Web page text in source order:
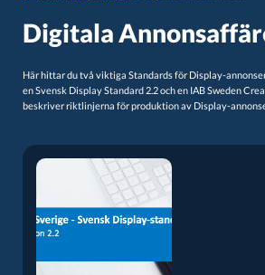
Digitala
Här hittar du två viktiga Standards för Display-
en Svensk Display Standard 2.2 och en IAB Sweden
beskriver riktlinjerna för produktion av Display-